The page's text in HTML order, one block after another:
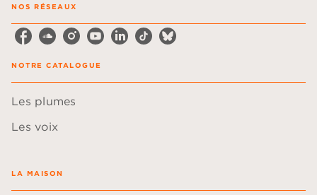
NOS RÉSEAUX
NOTRE CATALOGUE
Les plumes
Les voix
LA MAISON